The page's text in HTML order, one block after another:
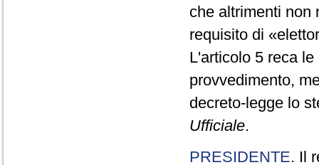
che altrimenti non
requisito di
L'articolo 5 reca
provvedimento,
decreto-legge lo
Ufficiale.
PRESIDENTE. Il